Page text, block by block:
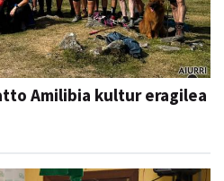
Amilibia kultur eragilea